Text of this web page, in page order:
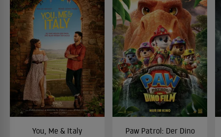
You, Me & Italy
Paw Patrol: Der Dino